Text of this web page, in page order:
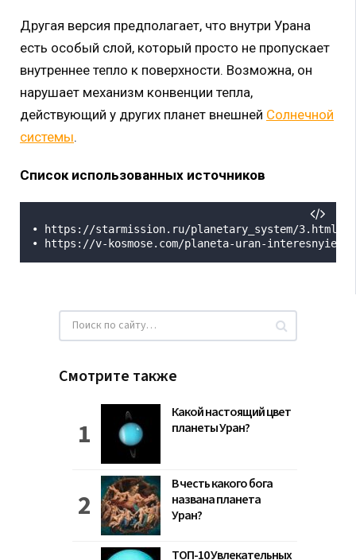
Другая версия предполагает, что внутри Урана
есть особый слой, который просто не пропускает
внутреннее тепло к поверхности. Возможна, он
нарушает механизм конвенции тепла,
действующий у других планет внешней Солнечной
системы.
Список использованных источников
• https://starmission.ru/planetary_system/3.html
• https://v-kosmose.com/planeta-uran-interesnyie-
Смотрите также
Какой настоящий цвет
планеты Уран?
В честь какого бога
названа планета
Уран?
ТОП-10 Увлекательных